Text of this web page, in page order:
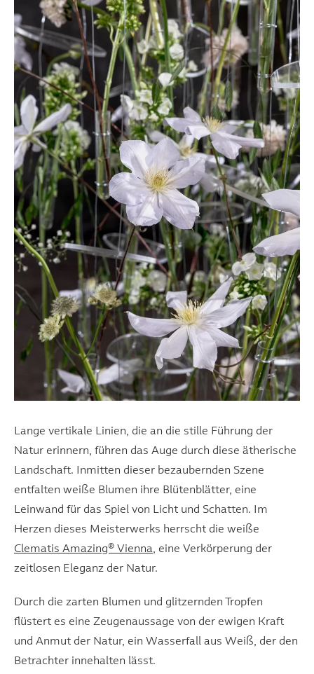
Lange vertikale Linien, die an die stille Führung der
Natur erinnern, führen das Auge durch diese ätherische
Landschaft. Inmitten dieser bezaubernden Szene
entfalten weiße Blumen ihre Blütenblätter, eine
Leinwand für das Spiel von Licht und Schatten. Im
Herzen dieses Meisterwerks herrscht die weiße
Clematis Amazing® Vienna, eine Verkörperung der
zeitlosen Eleganz der Natur.
Durch die zarten Blumen und glitzernden Tropfen
flüstert es eine Zeugenaussage von der ewigen Kraft
und Anmut der Natur, ein Wasserfall aus Weiß, der den
Betrachter innehalten lässt.